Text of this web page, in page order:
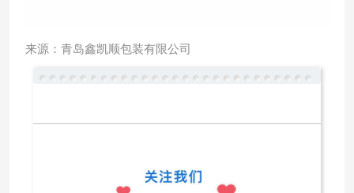
来源： 青岛鑫凯顺包装有限公司